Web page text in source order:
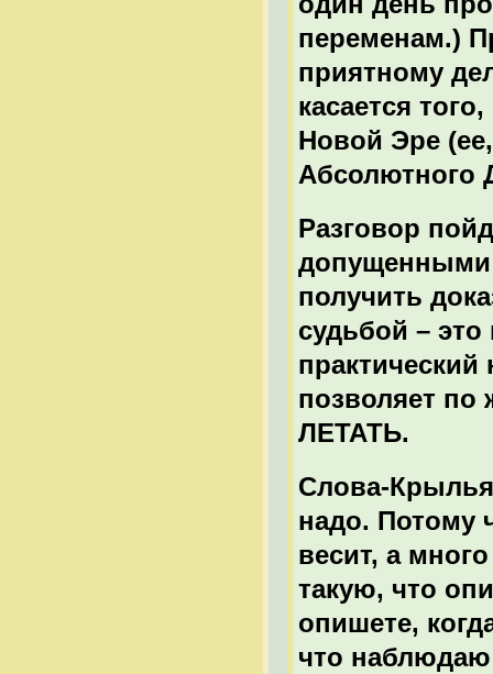
переменам.)
приятному
касается
Новой Эре
Абсолютного
Разговор
допущенными
получить
судьбой –
практический
позволяет по
ЛЕТАТЬ.
Слова-
надо. Потому
весит, а
такую, что
опишете,
что